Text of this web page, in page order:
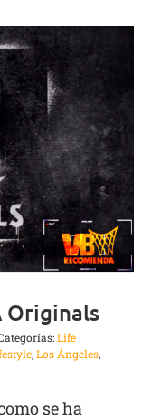
Originals
Life
,Los Ángeles,
se ha